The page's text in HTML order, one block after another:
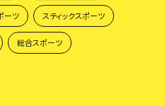
ーツ スティックスポーツ
総合スポーツ